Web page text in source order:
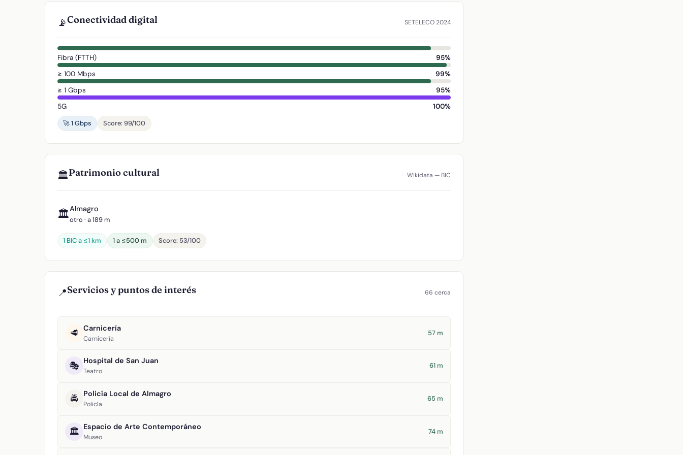
📡Conectividad digital SETELECO 2024
Fibra (FTTH)
95%
≥ 100 Mbps
99%
≥ 1 Gbps
95%
5G
100%
🚀 1 Gbps
Score: 99/100
🏛️Patrimonio cultural Wikidata — BIC
🏛️Almagro
otro · a 189 m
1 BIC a ≤1 km 1 a ≤500 m Score: 53/100
📍Servicios y puntos de interés 66 cerca
🥩 Carnicería
Carnicería
57 m
🎭 Hospital de San Juan
Teatro
61 m
🚔 Policía Local de Almagro
Policía
65 m
🏛️ Espacio de Arte Contemporáneo
Museo
74 m